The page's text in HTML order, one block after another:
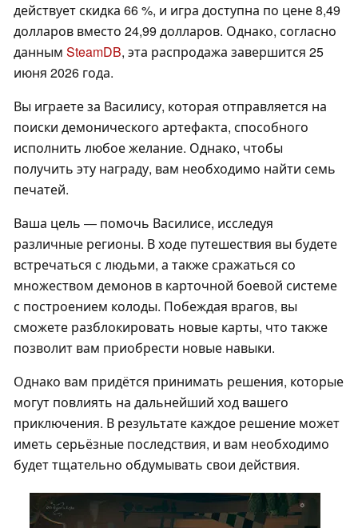
действует скидка 66 %, и игра доступна по цене 8,49
долларов вместо 24,99 долларов. Однако, согласно
данным SteamDB, эта распродажа завершится 25
июня 2026 года.
Вы играете за Василису, которая отправляется на
поиски демонического артефакта, способного
исполнить любое желание. Однако, чтобы
получить эту награду, вам необходимо найти семь
печатей.
Ваша цель — помочь Василисе, исследуя
различные регионы. В ходе путешествия вы будете
встречаться с людьми, а также сражаться со
множеством демонов в карточной боевой системе
с построением колоды. Побеждая врагов, вы
сможете разблокировать новые карты, что также
позволит вам приобрести новые навыки.
Однако вам придётся принимать решения, которые
могут повлиять на дальнейший ход вашего
приключения. В результате каждое решение может
иметь серьёзные последствия, и вам необходимо
будет тщательно обдумывать свои действия.